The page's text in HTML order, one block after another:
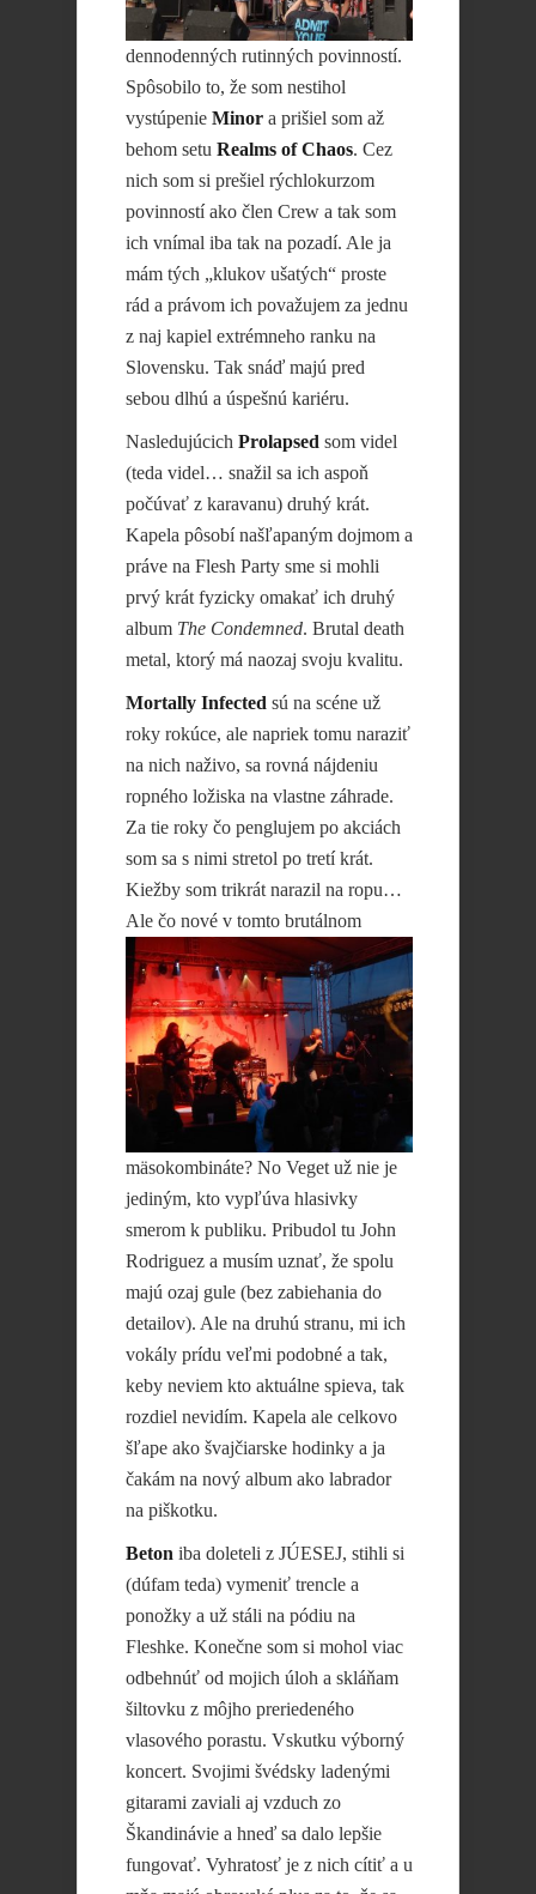
dennodenných rutinných povinností.
Spôsobilo to, že som nestihol
vystúpenie Minor a prišiel som až
behom setu Realms of Chaos. Cez
nich som si prešiel rýchlokurzom
povinností ako člen Crew a tak som
ich vnímal iba tak na pozadí. Ale ja
mám tých „klukov ušatých“ proste
rád a právom ich považujem za jednu
z naj kapiel extrémneho ranku na
Slovensku. Tak snáď majú pred
sebou dlhú a úspešnú kariéru.
Nasledujúcich Prolapsed som videl
(teda videl… snažil sa ich aspoň
počúvať z karavanu) druhý krát.
Kapela pôsobí našľapaným dojmom a
práve na Flesh Party sme si mohli
prvý krát fyzicky omakať ich druhý
album The Condemned. Brutal death
metal, ktorý má naozaj svoju kvalitu.
Mortally Infected sú na scéne už
roky rokúce, ale napriek tomu naraziť
na nich naživo, sa rovná nájdeniu
ropného ložiska na vlastne záhrade.
Za tie roky čo penglujem po akciách
som sa s nimi stretol po tretí krát.
Kiežby som trikrát narazil na ropu…
Ale čo nové v tomto brutálnom
mäsokombináte? No Veget už nie je
jediným, kto vypľúva hlasivky
smerom k publiku. Pribudol tu John
Rodriguez a musím uznať, že spolu
majú ozaj gule (bez zabiehania do
detailov). Ale na druhú stranu, mi ich
vokály prídu veľmi podobné a tak,
keby neviem kto aktuálne spieva, tak
rozdiel nevidím. Kapela ale celkovo
šľape ako švajčiarske hodinky a ja
čakám na nový album ako labrador
na piškotku.
Beton iba doleteli z JÚESEJ, stihli si
(dúfam teda) vymeniť trencle a
ponožky a už stáli na pódiu na
Fleshke. Konečne som si mohol viac
odbehnúť od mojich úloh a skláňam
šiltovku z môjho preriedeného
vlasového porastu. Vskutku výborný
koncert. Svojimi švédsky ladenými
gitarami zaviali aj vzduch zo
Škandinávie a hneď sa dalo lepšie
fungovať. Vyhratosť je z nich cítiť a u